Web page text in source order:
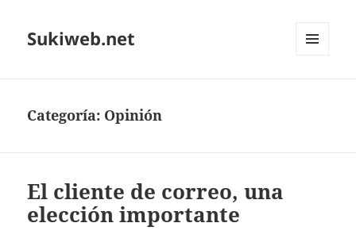
Sukiweb.net
Categoría: Opinión
El cliente de correo, una
elección importante